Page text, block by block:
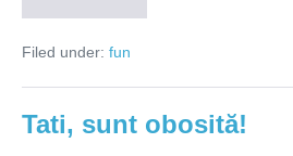
trăit
Filed under: fun
Tati, sunt obosită!